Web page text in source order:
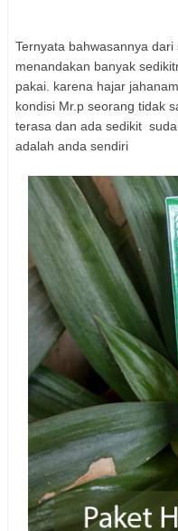
Ternyata bahwasannya
menandakan banyak
pakai. karena hajar
kondisi Mr.p seorang tidak
terasa dan ada sedikit
adalah anda sendiri